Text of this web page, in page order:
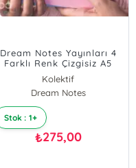
Dream Notes Yayınları 4
Farklı Renk Çizgisiz A5
Defter Seti
Kolektif
Dream Notes
Stok : 1+
₺275,00